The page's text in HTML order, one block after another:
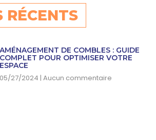
RÉCENTS
AMÉNAGEMENT DE COMBLES : GUIDE
COMPLET POUR OPTIMISER VOTRE
ESPACE
05/27/2024 Aucun commentaire